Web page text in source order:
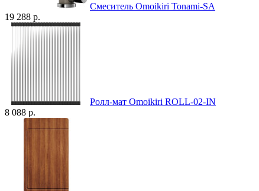
Смеситель Omoikiri Tonami-SA
19 288 р.
Ролл-мат Omoikiri ROLL-02-IN
8 088 р.